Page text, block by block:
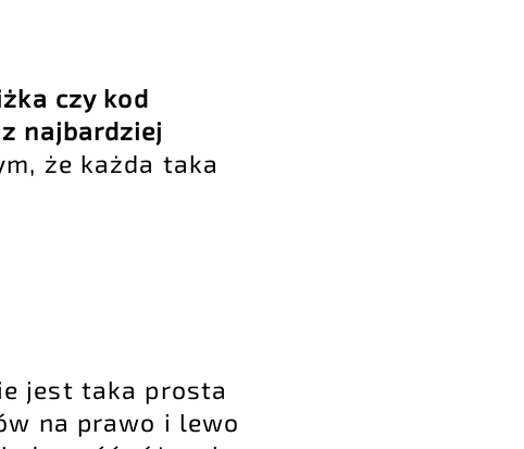
czy kod
najbardziej
że każda taka
jest taka prosta
na prawo i lewo